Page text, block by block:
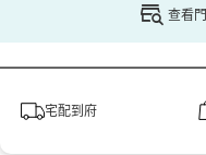
查看
宅配到府